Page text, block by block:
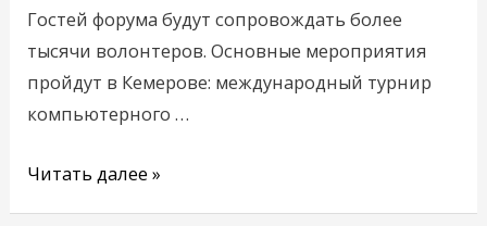
Гостей форума будут сопровождать более
тысячи волонтеров. Основные мероприятия
пройдут в Кемерове: международный турнир
компьютерного …
«Россия
—
спортивная
держава»
Читать далее »